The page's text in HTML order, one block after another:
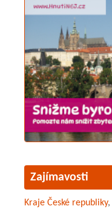
Zajímavosti
Kraje České republiky,